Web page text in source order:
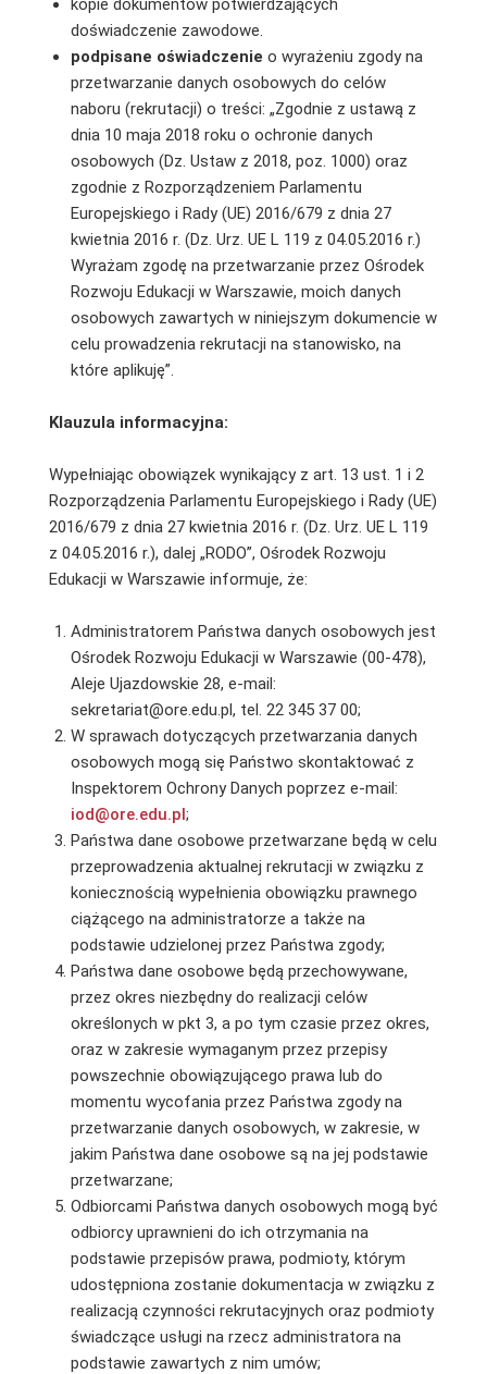
kopie dokumentów potwierdzających
doświadczenie zawodowe.
podpisane oświadczenie o wyrażeniu zgody na
przetwarzanie danych osobowych do celów
naboru (rekrutacji) o treści: „Zgodnie z ustawą z
dnia 10 maja 2018 roku o ochronie danych
osobowych (Dz. Ustaw z 2018, poz. 1000) oraz
zgodnie z Rozporządzeniem Parlamentu
Europejskiego i Rady (UE) 2016/679 z dnia 27
kwietnia 2016 r. (Dz. Urz. UE L 119 z 04.05.2016 r.)
Wyrażam zgodę na przetwarzanie przez Ośrodek
Rozwoju Edukacji w Warszawie, moich danych
osobowych zawartych w niniejszym dokumencie w
celu prowadzenia rekrutacji na stanowisko, na
które aplikuję”.
Klauzula informacyjna:
Wypełniając obowiązek wynikający z art. 13 ust. 1 i 2
Rozporządzenia Parlamentu Europejskiego i Rady (UE)
2016/679 z dnia 27 kwietnia 2016 r. (Dz. Urz. UE L 119
z 04.05.2016 r.), dalej „RODO”, Ośrodek Rozwoju
Edukacji w Warszawie informuje, że:
Administratorem Państwa danych osobowych jest
Ośrodek Rozwoju Edukacji w Warszawie (00-478),
Aleje Ujazdowskie 28, e-mail:
sekretariat@ore.edu.pl, tel. 22 345 37 00;
W sprawach dotyczących przetwarzania danych
osobowych mogą się Państwo skontaktować z
Inspektorem Ochrony Danych poprzez e-mail:
iod@ore.edu.pl;
Państwa dane osobowe przetwarzane będą w celu
przeprowadzenia aktualnej rekrutacji w związku z
koniecznością wypełnienia obowiązku prawnego
ciążącego na administratorze a także na
podstawie udzielonej przez Państwa zgody;
Państwa dane osobowe będą przechowywane,
przez okres niezbędny do realizacji celów
określonych w pkt 3, a po tym czasie przez okres,
oraz w zakresie wymaganym przez przepisy
powszechnie obowiązującego prawa lub do
momentu wycofania przez Państwa zgody na
przetwarzanie danych osobowych, w zakresie, w
jakim Państwa dane osobowe są na jej podstawie
przetwarzane;
Odbiorcami Państwa danych osobowych mogą być
odbiorcy uprawnieni do ich otrzymania na
podstawie przepisów prawa, podmioty, którym
udostępniona zostanie dokumentacja w związku z
realizacją czynności rekrutacyjnych oraz podmioty
świadczące usługi na rzecz administratora na
podstawie zawartych z nim umów;